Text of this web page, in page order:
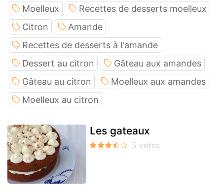
Moelleux
Recettes de desserts moelleux
Citron
Amande
Recettes de desserts à l'amande
Dessert au citron
Gâteau aux amandes
Gâteau au citron
Moelleux aux amandes
Moelleux au citron
Les gateaux